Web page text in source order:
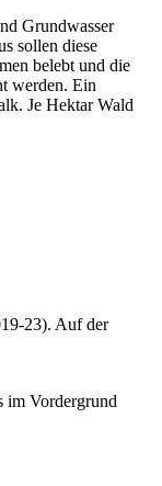
Grundwasser
sollen diese
belebt und die
werden. Ein
Je Hektar Wald
23). Auf der
Vordergrund